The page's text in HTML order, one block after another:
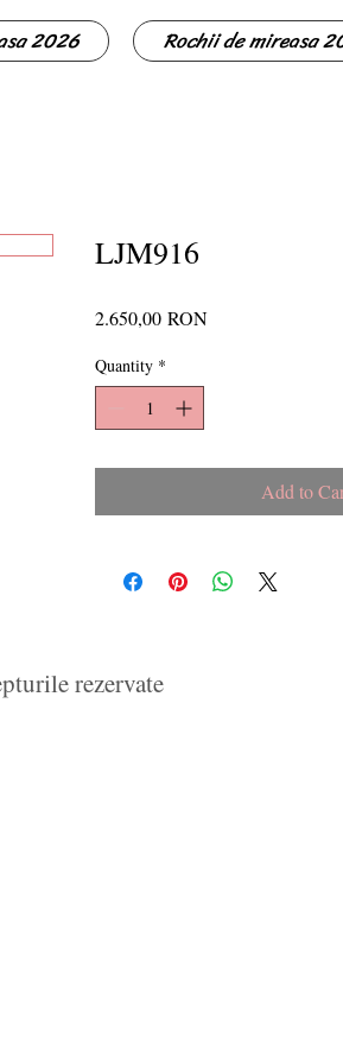
2026 Rochii de mireasa
LJM916
2.650,00 RONPrice
Quantity *
Add to
rezervate